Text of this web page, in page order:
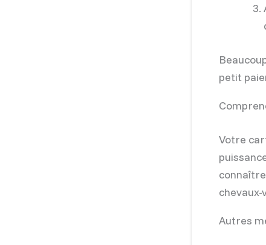
petit
Votre
Autres